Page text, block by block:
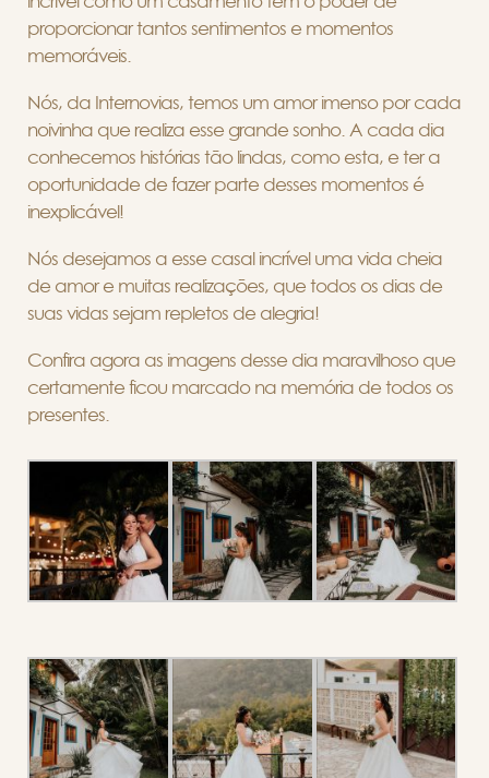
proporcionar tantos sentimentos e momentos
memoráveis.
Nós, da Internovias, temos um amor imenso por cada
noivinha que realiza esse grande sonho. A cada dia
conhecemos histórias tão lindas, como esta, e ter a
oportunidade de fazer parte desses momentos é
inexplicável!
Nós desejamos a esse casal incrível uma vida cheia
de amor e muitas realizações, que todos os dias de
suas vidas sejam repletos de alegria!
Confira agora as imagens desse dia maravilhoso que
certamente ficou marcado na memória de todos os
presentes.